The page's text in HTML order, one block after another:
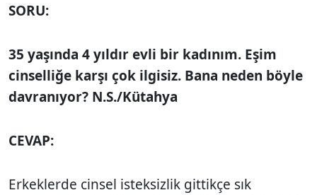
SORU:
35 yaşında 4 yıldır evli bir kadınım. Eşim
cinselliğe karşı çok ilgisiz. Bana neden böyle
davranıyor? N.S./Kütahya
CEVAP:
Erkeklerde cinsel isteksizlik gittikçe sık